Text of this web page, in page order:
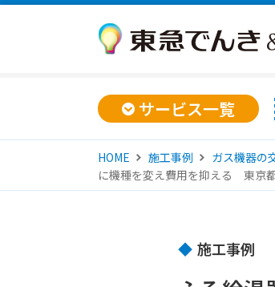
サービス一覧
HOME 施工事例 ガス機器の
に機種を変え費用を抑える 東京
施工事例